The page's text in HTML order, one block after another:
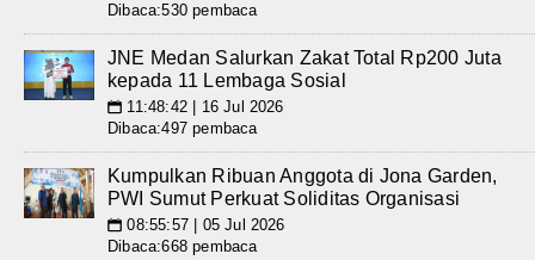
Dibaca:530 pembaca
JNE Medan Salurkan Zakat Total Rp200 Juta
kepada 11 Lembaga Sosial
📅 11:48:42 | 16 Jul 2026
Dibaca:497 pembaca
Kumpulkan Ribuan Anggota di Jona Garden,
PWI Sumut Perkuat Soliditas Organisasi
📅 08:55:57 | 05 Jul 2026
Dibaca:668 pembaca